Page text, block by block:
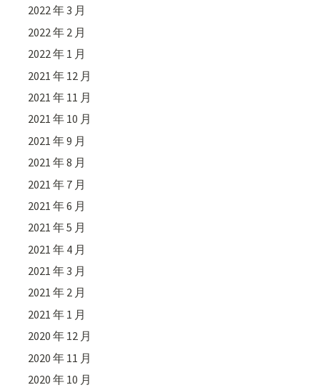
2022 年 3 月
2022 年 2 月
2022 年 1 月
2021 年 12 月
2021 年 11 月
2021 年 10 月
2021 年 9 月
2021 年 8 月
2021 年 7 月
2021 年 6 月
2021 年 5 月
2021 年 4 月
2021 年 3 月
2021 年 2 月
2021 年 1 月
2020 年 12 月
2020 年 11 月
2020 年 10 月